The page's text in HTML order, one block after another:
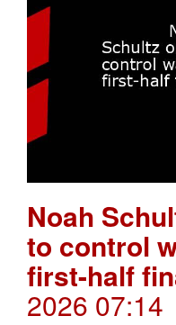
Noah
to control
first-half
2026 07:14